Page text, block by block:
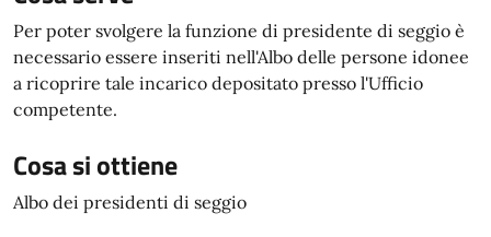
Per poter svolgere la funzione di presidente di seggio è
necessario essere inseriti nell'Albo delle persone idonee
a ricoprire tale incarico depositato presso l'Ufficio
competente.
Cosa si ottiene
Albo dei presidenti di seggio